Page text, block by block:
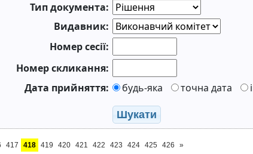
Тип документа:
Видавник:
Номер сесії:
Номер скликання:
Дата прийняття:
будь-яка точна дата
Шукати
417 418 419 420 421 422 423 424 425 426 »